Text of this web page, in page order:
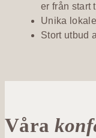
er från start
Unika
Stort utbud
Våra